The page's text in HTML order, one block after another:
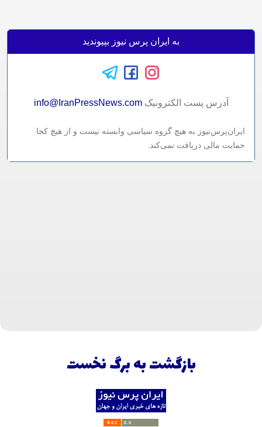
به ایران پرس نیوز بپیوندید
آدرس پست الکترونيکinfo@IranPressNews.com
ایران‌پرس‌نیوز به هیچ گروه سیاسی وابسته نیست و از هیچ کجا
حمایت مالی دریافت نمی‌کند.
بازگشت به برگ نخست